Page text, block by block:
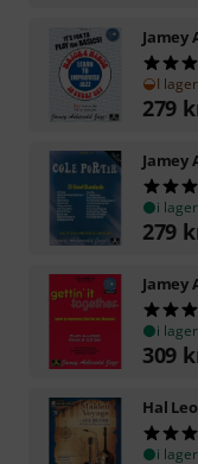
Jamey
I
279
Jamey
i lager
279
Jamey
i lager
309
Hal
i lager